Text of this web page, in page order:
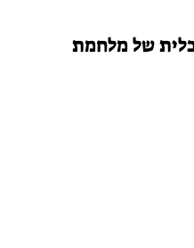
של מלחמת